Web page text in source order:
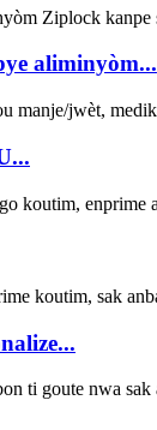
aliminyòm...